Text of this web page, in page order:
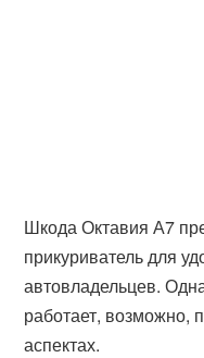
Шкода Октавия А7
прикуриватель для
автовладельцев.
работает, возможно,
аспектах.